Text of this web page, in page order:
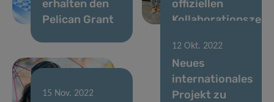
erhalten den
Pelican Grant
offiziellen
15 Nov. 2022
12 Okt. 2022
Neues
internationales
Projekt zu